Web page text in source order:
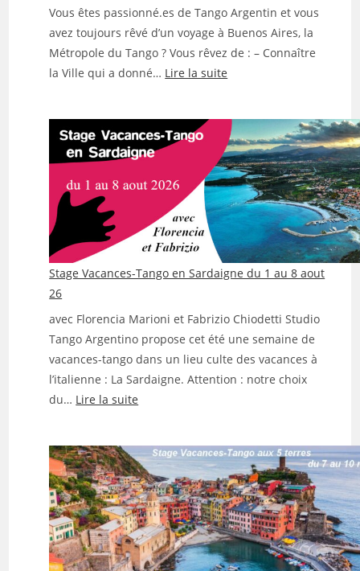
Vous êtes passionné.es de Tango Argentin et vous
avez toujours rêvé d’un voyage à Buenos Aires, la
Métropole du Tango ? Vous rêvez de : – Connaître
la Ville qui a donné… Lire la suite
Tango
à
Buenos
Aires
du
13 au
27 Février 2027
Stage Vacances-Tango en Sardaigne du 1 au 8 aout
26
avec Florencia Marioni et Fabrizio Chiodetti Studio
Tango Argentino propose cet été une semaine de
vacances-tango dans un lieu culte des vacances à
l’italienne : La Sardaigne. Attention : notre choix
du… Lire la suite
Tango
en
Sardaigne
du
1
au